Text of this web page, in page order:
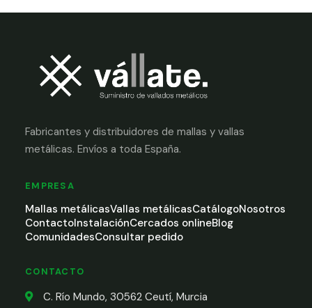
Fabricantes y distribuidores de mallas y vallas
metálicas. Envíos a toda España.
EMPRESA
Mallas metálicasVallas metálicasCatálogoNosotros
ContactoInstalaciónCercados onlineBlog
ComunidadesConsultar pedido
CONTACTO
C. Río Mundo, 30562 Ceutí, Murcia